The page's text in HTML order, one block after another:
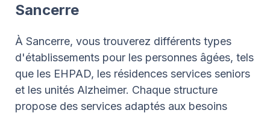
Sancerre
À Sancerre, vous trouverez différents types
d'établissements pour les personnes âgées, tels
que les EHPAD, les résidences services seniors
et les unités Alzheimer. Chaque structure
propose des services adaptés aux besoins